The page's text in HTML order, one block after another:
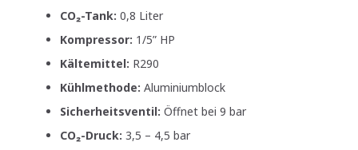
CO₂-Tank: 0,8 Liter
Kompressor: 1/5” HP
Kältemittel: R290
Kühlmethode: Aluminiumblock
Sicherheitsventil: Öffnet bei 9 bar
CO₂-Druck: 3,5 – 4,5 bar